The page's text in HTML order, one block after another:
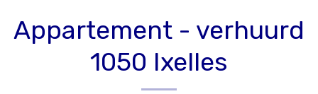
Appartement - verhuurd
1050 Ixelles